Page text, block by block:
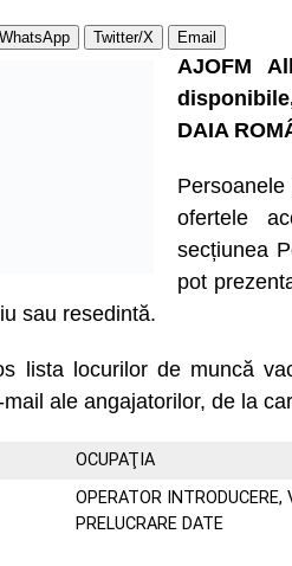
WhatsApp Twitter/X Email
AJOFM
DAIA
ofertele
secțiunea
pot
sau resedintă.
lista locurilor de muncă
ale angajatorilor, de la
OCUPAŢIA
OPERATOR INTRODUCERE,
PRELUCRARE DATE